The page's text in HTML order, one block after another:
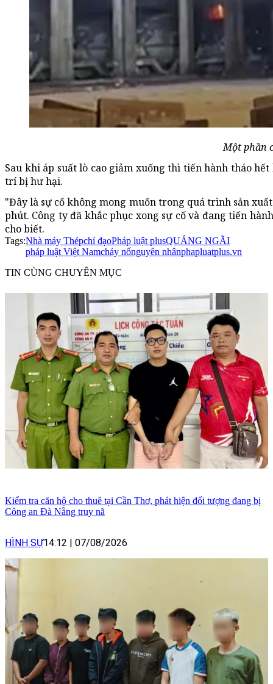
Một phần
Sau khi áp suất lò cao giảm xuống thì tiến hành tháo
trí bị hư hại.
"Đây là sự cố không mong muốn trong quá trình sản
phút. Công ty đã khắc phục xong sự cố và đang tiến
cho biết.
Tags:Nhà máy Thépchỉ đạoPháp luật plusQUẢNG NGÃI
pháp luật Việt Namcháy nổnguyên nhânphapluatplus.vn
TIN CÙNG CHUYÊN MỤC
Kiểm tra căn hộ cho thuê tại Cần Thơ, phát hiện đối tượng đang bị
Công an Đà Nẵng truy nã
HÌNH SỰ14:12 | 07/08/2026